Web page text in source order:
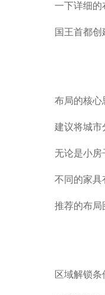
一下详细的
国王首都
布局的核心
建议将城市
无论是小房
不同的家具
推荐的布局
区域解锁条